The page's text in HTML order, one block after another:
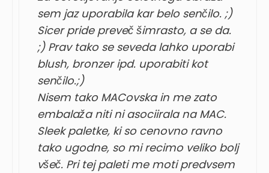
sem jaz uporabila kar belo senčilo. ;)
Sicer pride preveč šimrasto, a se da.
;) Prav tako se seveda lahko uporabi
blush, bronzer ipd. uporabiti kot
senčilo.;)
Nisem tako MACovska in me zato
embalaža niti ni asociirala na MAC.
Sleek paletke, ki so cenovno ravno
tako ugodne, so mi recimo veliko bolj
všeč. Pri tej paleti me moti predvsem